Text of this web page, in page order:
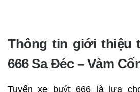
Thông tin giới thiệu
666 Sa Đéc – Vàm
Tuyến xe buýt 666 là lựa